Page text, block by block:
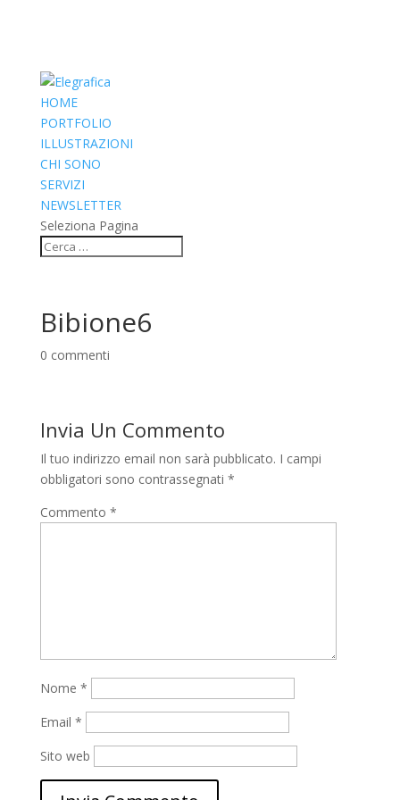
HOME
PORTFOLIO
ILLUSTRAZIONI
CHI SONO
SERVIZI
NEWSLETTER
Seleziona Pagina
Bibione6
0 commenti
Invia Un Commento
Il tuo indirizzo email non sarà pubblicato. I campi
obbligatori sono contrassegnati *
Commento *
Nome *
Email *
Sito web